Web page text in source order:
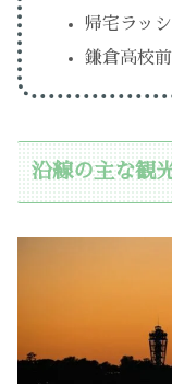
帰宅ラッ
鎌倉高校
沿線の主な観